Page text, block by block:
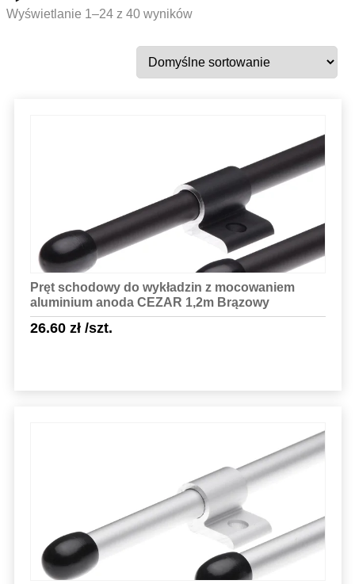
Wyświetlanie 1–24 z 40 wyników
Pręt schodowy do wykładzin z mocowaniem
aluminium anoda CEZAR 1,2m Brązowy
26.60 zł/szt.